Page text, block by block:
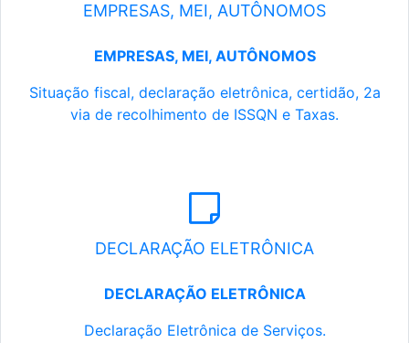
EMPRESAS, MEI, AUTÔNOMOS
EMPRESAS, MEI, AUTÔNOMOS
Situação fiscal, declaração eletrônica, certidão, 2a
via de recolhimento de ISSQN e Taxas.
DECLARAÇÃO ELETRÔNICA
DECLARAÇÃO ELETRÔNICA
Declaração Eletrônica de Serviços.